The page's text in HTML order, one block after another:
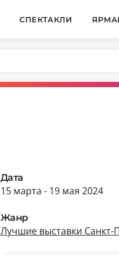
СПЕКТАКЛИ
Дата
15 марта - 19 мая 2024
Жанр
Лучшие выставки Санкт-